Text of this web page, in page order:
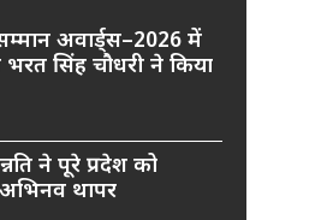
अवार्ड्स–2026 में
भरत सिंह चौधरी ने किया
ने पूरे प्रदेश को
अभिनव थापर